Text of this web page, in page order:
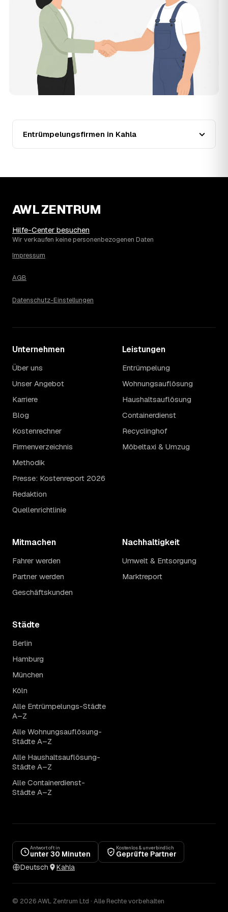
Wohnung in Kahla?
Für eine durchschnittliche Wohnung mit rund 65 m² liegen
die Kosten in Kahla bei etwa 1.840 €, das entspricht im
Schnitt rund 31,4 € je Quadratmeter. Zugänglichkeit
(Etage, Aufzug), Menge und Sperrmüllanteil verschieben
den Preis nach oben oder unten — den genauen
Festpreis nennt Ihnen der Entrümpler nach kurzer
Beschreibung.
Werden Entrümpelungen in Kahla in Zukunft
Seit 2020 verlief die Preisentwicklung in Kahla steigend
(+37 %), mit dem bisherigen Höchststand im Jahr 2025.
Eine Prognose lässt sich daraus nicht ableiten, aber die
Daten zeigen: Wer frühzeitig anfragt, sichert sich das
Die Spanne ergibt sich vor allem aus Menge und
eher am unteren Ende, eine voll möblierte Wohnung mit
Etage ohne Aufzug oder viel Sperrmüll eher am oberen.
Sondermüllanteil verschieben den Endpreis. Den genauen
kostenlosen Einschätzung.
Entrümpelungsfirmen in Kahla
AWL ZENTRUM
Hilfe-Center besuchen
Wir verkaufen keine personenbezogenen Daten
Impressum
AGB
Datenschutz-Einstellungen
Unternehmen
Über uns
Unser Angebot
Karriere
Blog
Kostenrechner
Firmenverzeichnis
Methodik
Presse: Kostenreport 2026
Redaktion
Quellenrichtlinie
Leistungen
Entrümpelung
Wohnungsauflösung
Haushaltsauflösung
Containerdienst
Recyclinghof
Möbeltaxi & Umzug
Mitmachen
Fahrer werden
Partner werden
Geschäftskunden
Nachhaltigkeit
Umwelt & Entsorgung
Marktreport
Städte
Berlin
Hamburg
München
Köln
Alle Entrümpelungs-Städte
A–Z
Alle Wohnungsauflösung-
Städte A–Z
Alle Haushaltsauflösung-
Städte A–Z
Alle Containerdienst-
Städte A–Z
Antwort oft in
unter 30 Minuten
Kostenlos & unverbindlich
Geprüfte Partner
Deutsch
Kahla
© 2026 AWL Zentrum Ltd · Alle Rechte vorbehalten